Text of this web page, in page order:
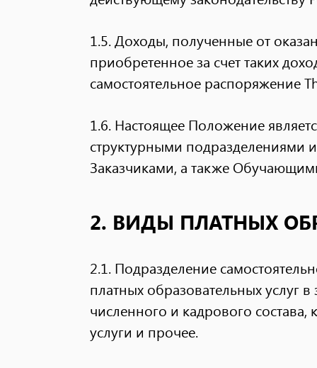
1.5. Доходы, полученные от
приобретенное за счет таких
самостоятельное распоряжение
1.6. Настоящее Положение
структурными подразделениями
Заказчиками, а также
2. ВИДЫ ПЛАТНЫХ
2.1. Подразделение
платных образовательных услуг
численного и кадрового
услуги и прочее.